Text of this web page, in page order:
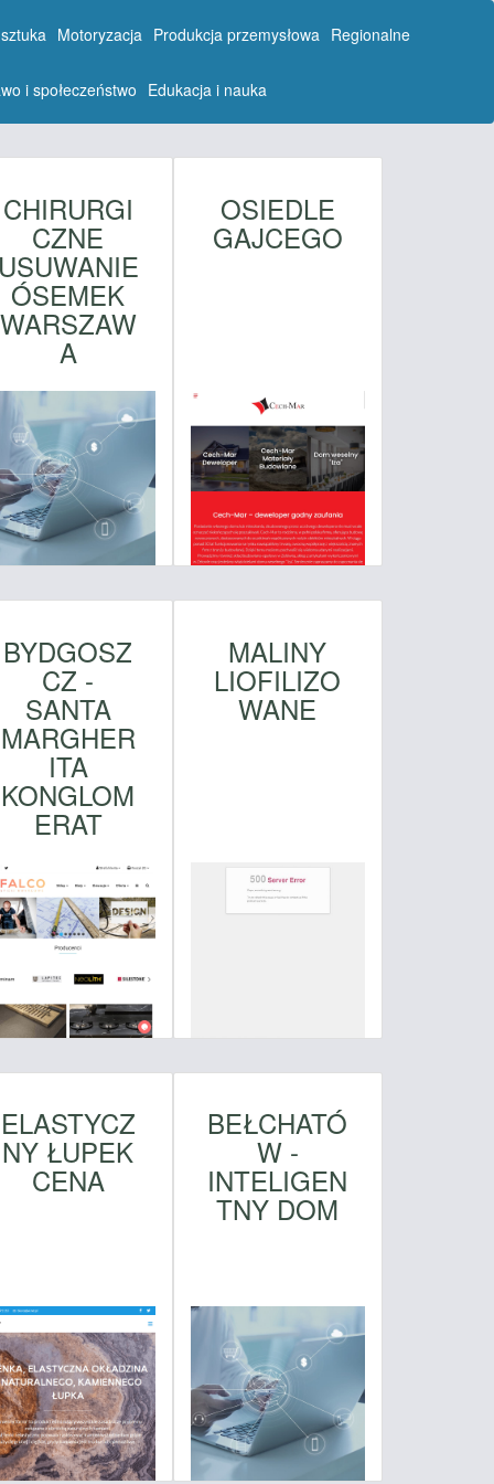
Motoryzacja Produkcja przemysłowa Regionalne
i społeczeństwo Edukacja i nauka
CHIRURGI
CZNE
USUWANIE
ÓSEMEK
WARSZAW
A
OSIEDLE
GAJCEGO
BYDGOSZ
CZ -
SANTA
MARGHER
ITA
KONGLOM
ERAT
MALINY
LIOFILIZO
WANE
ELASTYCZ
NY ŁUPEK
CENA
BEŁCHATÓ
W -
INTELIGEN
TNY DOM